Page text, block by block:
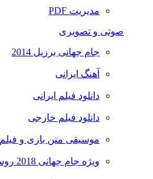
مدیریت PDF
صوتی و تصویری
جام جهانی برزیل 2014
آهنگ ایرانی
دانلود فیلم ایرانی
دانلود فیلم خارجی
موسیقی متن بازی و فیلم
ویژه جام جهانی 2018 روسیه